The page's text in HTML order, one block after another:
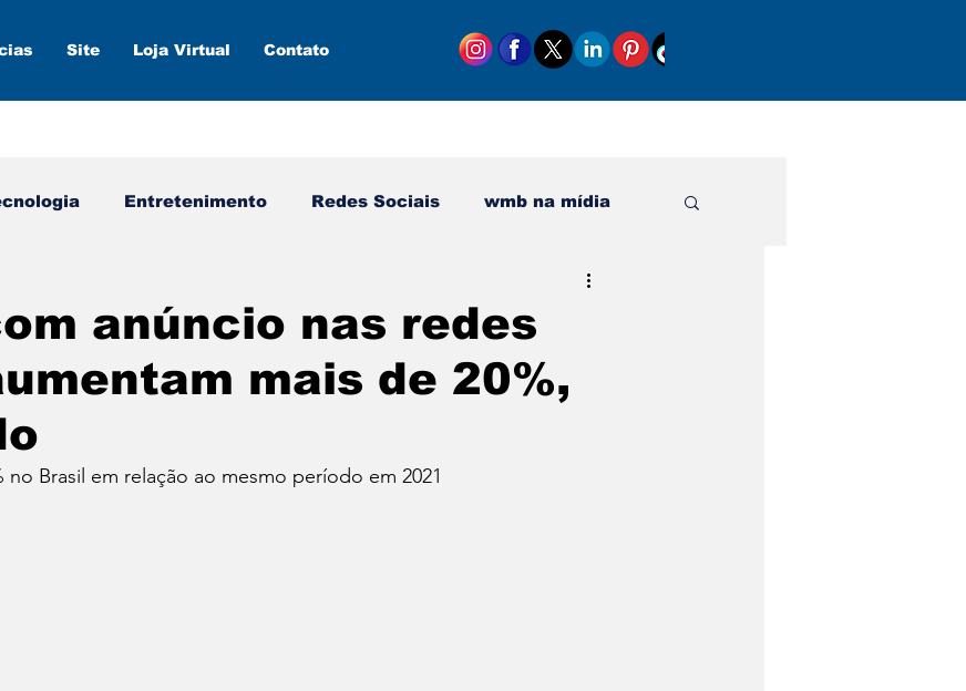
Site Loja Virtual Contato
Entretenimento Redes Sociais wmb na mídia
anúncio nas redes
mais de 20%,
no Brasil em relação ao mesmo período em 2021